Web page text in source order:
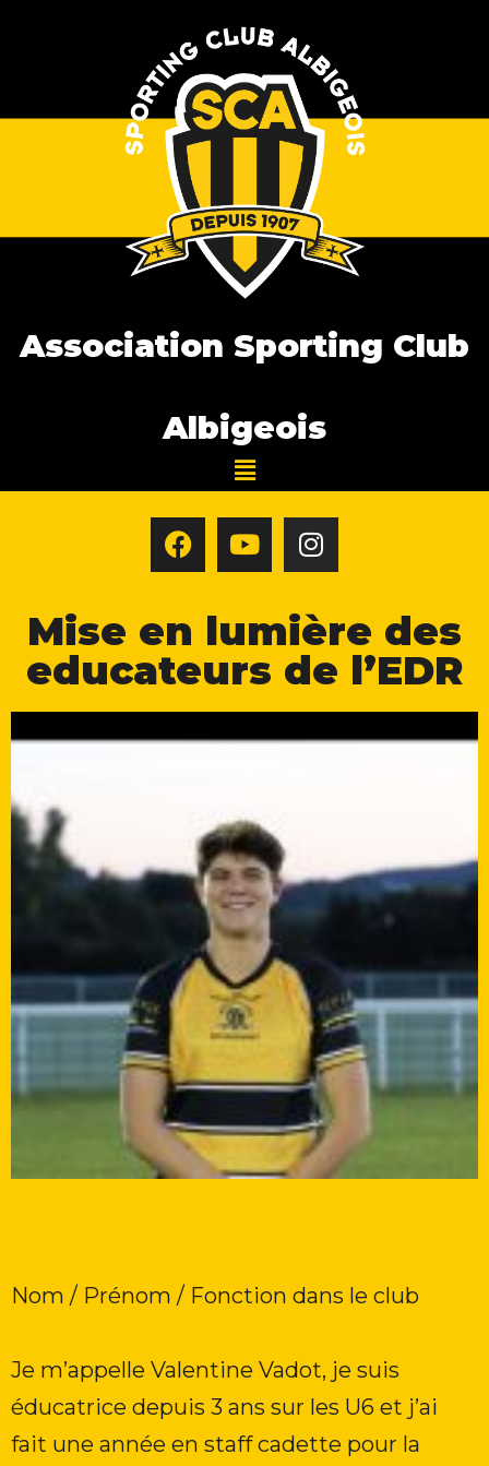
Association Sporting Club
Albigeois
Mise en lumière des
educateurs de l’EDR
Nom / Prénom / Fonction dans le club
Je m’appelle Valentine Vadot, je suis
éducatrice depuis 3 ans sur les U6 et j’ai
fait une année en staff cadette pour la